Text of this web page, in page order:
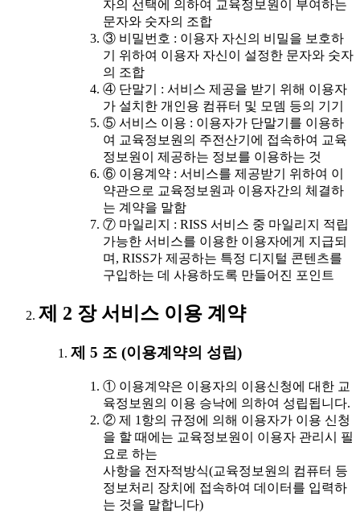
자의 선택에 의하여 교육정보원이 부여하는
문자와 숫자의 조합
③ 비밀번호 : 이용자 자신의 비밀을 보호하
기 위하여 이용자 자신이 설정한 문자와 숫자
의 조합
④ 단말기 : 서비스 제공을 받기 위해 이용자
가 설치한 개인용 컴퓨터 및 모뎀 등의 기기
⑤ 서비스 이용 : 이용자가 단말기를 이용하
여 교육정보원의 주전산기에 접속하여 교육
정보원이 제공하는 정보를 이용하는 것
⑥ 이용계약 : 서비스를 제공받기 위하여 이
약관으로 교육정보원과 이용자간의 체결하
는 계약을 말함
⑦ 마일리지 : RISS 서비스 중 마일리지 적립
가능한 서비스를 이용한 이용자에게 지급되
며, RISS가 제공하는 특정 디지털 콘텐츠를
구입하는 데 사용하도록 만들어진 포인트
제 2 장 서비스 이용 계약
제 5 조 (이용계약의 성립)
① 이용계약은 이용자의 이용신청에 대한 교
육정보원의 이용 승낙에 의하여 성립됩니다.
② 제 1항의 규정에 의해 이용자가 이용 신청
을 할 때에는 교육정보원이 이용자 관리시 필
요로 하는
사항을 전자적방식(교육정보원의 컴퓨터 등
정보처리 장치에 접속하여 데이터를 입력하
는 것을 말합니다)